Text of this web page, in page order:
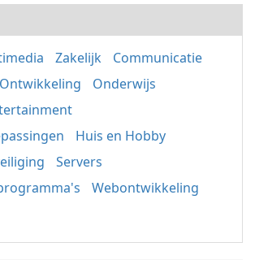
Zakelijk
Communicatie
Ontwikkeling
Onderwijs
Huis en Hobby
Servers
Webontwikkeling